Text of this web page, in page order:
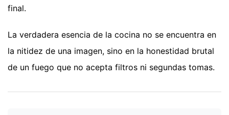
final.
La verdadera esencia de la cocina no se encuentra en
la nitidez de una imagen, sino en la honestidad brutal
de un fuego que no acepta filtros ni segundas tomas.